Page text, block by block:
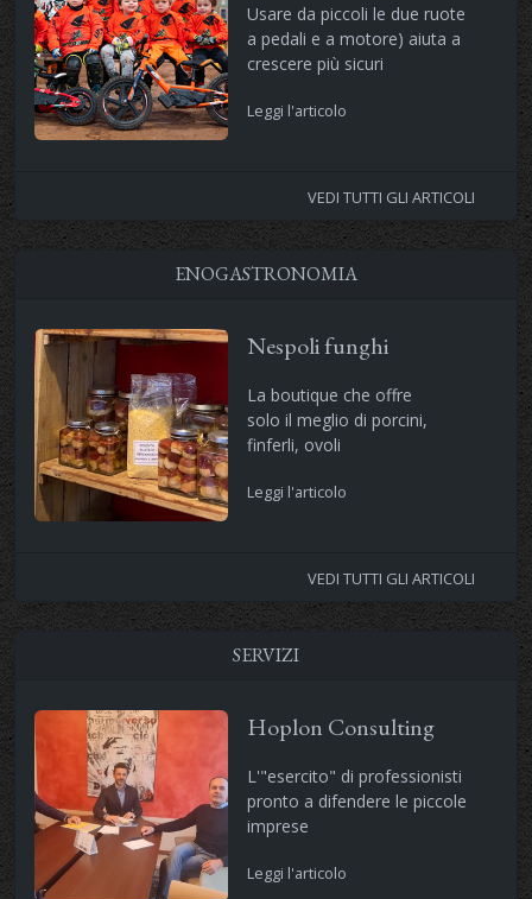
Usare da piccoli le due ruote
a pedali e a motore) aiuta a
crescere più sicuri
Leggi l'articolo
VEDI TUTTI GLI ARTICOLI
ENOGASTRONOMIA
Nespoli funghi
La boutique che offre
solo il meglio di porcini,
finferli, ovoli
Leggi l'articolo
VEDI TUTTI GLI ARTICOLI
SERVIZI
Hoplon Consulting
L'"esercito" di professionisti
pronto a difendere le piccole
imprese
Leggi l'articolo